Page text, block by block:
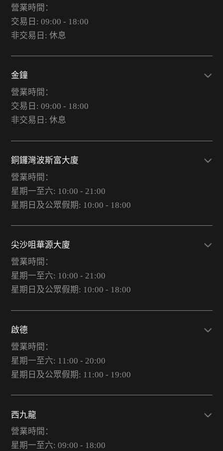
營業時間：
交易日: 09:00 - 18:00
非交易日: 休息
金鐘
營業時間：
交易日: 09:00 - 18:00
非交易日: 休息
銅鑼灣波斯富大廈
營業時間：
星期一至六: 10:00 - 21:00
星期日及公眾假期: 10:00 - 18:00
尖沙咀華源大廈
營業時間：
星期一至六: 10:00 - 21:00
星期日及公眾假期: 10:00 - 18:00
啟德
營業時間：
星期一至六: 11:00 - 20:00
星期日及公眾假期: 11:00 - 19:00
西九龍
營業時間：
星期一至六: 09:00 - 18:00